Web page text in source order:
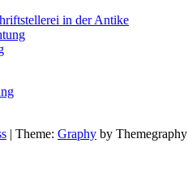
in der Antike
| Theme: Graphy by Themegraphy